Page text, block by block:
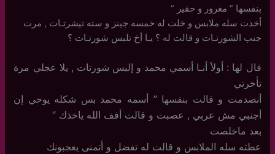
بنفسها ” مغرور و حقير “
أخذت سله ملابس و خلت له خمسه جينز و سته تيشرتـات , مرت
جنب الشورتـات و قالت له ؟ يـا أخ تلبس شورتـات ؟
قال لها : أولاً أنـا أسمي محمد و إلبس شورتات , يلا عجلي مرة
تأخرتي
أنصدمت و قالت بنفسها ” أسمه محمد بس شكله يوحي إن
أجنبي مش عربي , عصبت و قالت أفف الله ياخذك “
بعد ماخلصت
عطته سله الملابس و قالت له تفضل و أتمنى يعجبونك